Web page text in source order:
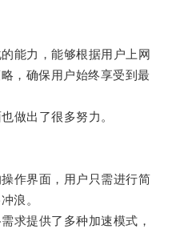
力，能够根据用户上网
，确保用户始终享受到最
出了很多努力。
作界面，用户只需进行简
浪。
提供了多种加速模式，